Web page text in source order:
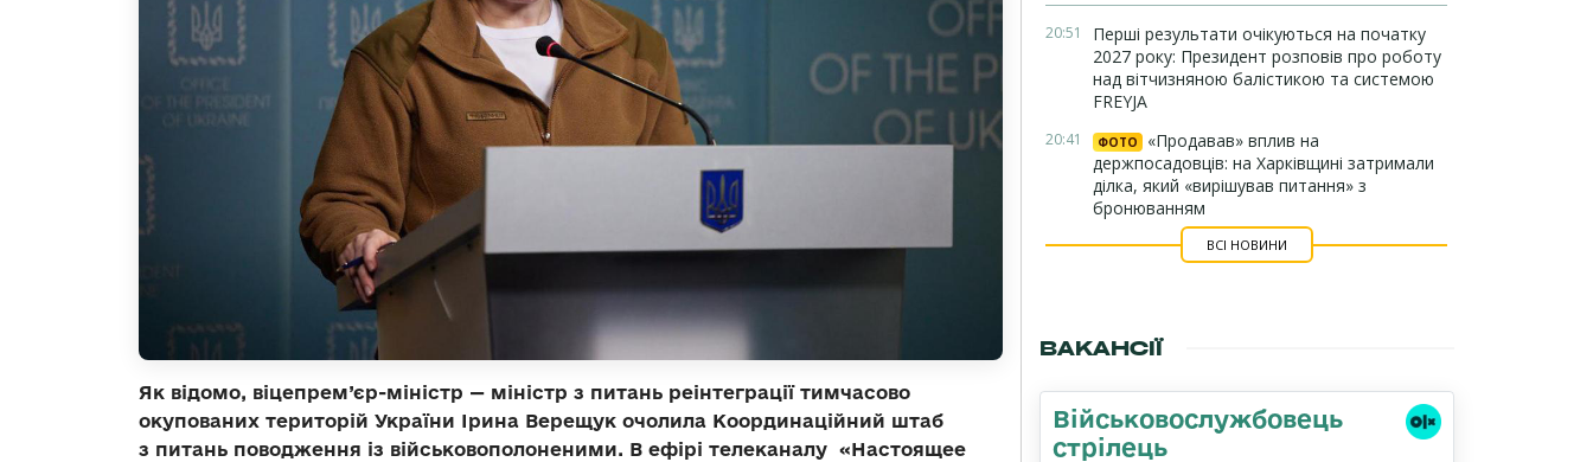
Як відомо, віцепрем’єр-міністр — міністр з питань реінтеграції тимчасово
окупованих територій України Ірина Верещук очолила Координаційний штаб
з питань поводження із військовополоненими. В ефірі телеканалу «Настоящее
20:51
Перші результати очікуються на початку
2027 року: Президент розповів про роботу
над вітчизняною балістикою та системою
FREYJA
20:41 ФОТО
«Продавав» вплив на
держпосадовців: на Харківщині затримали
ділка, який «вирішував питання» з
бронюванням
ВСІ НОВИНИ
ВАКАНСІЇ
Військовослужбовець
стрілець